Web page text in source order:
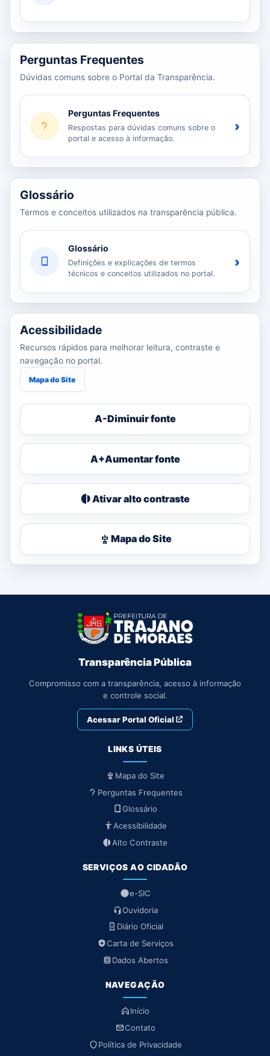
Perguntas Frequentes
Dúvidas comuns sobre o Portal da Transparência.
Perguntas Frequentes
Respostas para dúvidas comuns sobre o
portal e acesso à informação.
›
Glossário
Termos e conceitos utilizados na transparência pública.
Glossário
Definições e explicações de termos
técnicos e conceitos utilizados no portal.
›
Acessibilidade
Recursos rápidos para melhorar leitura, contraste e
navegação no portal.
Mapa do Site
A-Diminuir fonte
A+Aumentar fonte
Ativar alto contraste
Mapa do Site
Transparência Pública
Compromisso com a transparência, acesso à informação
e controle social.
Acessar Portal Oficial
LINKS ÚTEIS
Mapa do Site
Perguntas Frequentes
Glossário
Acessibilidade
Alto Contraste
SERVIÇOS AO CIDADÃO
e-SIC
Ouvidoria
Diário Oficial
Carta de Serviços
Dados Abertos
NAVEGAÇÃO
Início
Contato
Política de Privacidade